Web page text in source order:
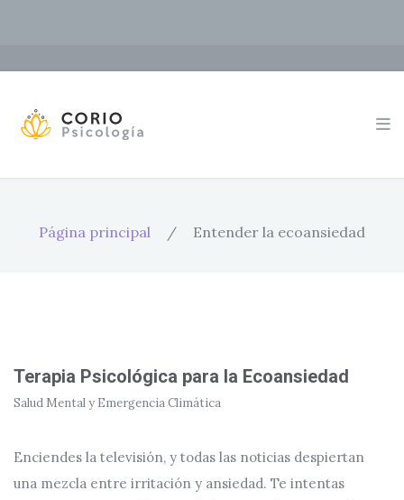
Página principal / Entender la ecoansiedad
Terapia Psicológica para la Ecoansiedad
Salud Mental y Emergencia Climática
Enciendes la televisión, y todas las noticias despiertan
una mezcla entre irritación y ansiedad. Te intentas